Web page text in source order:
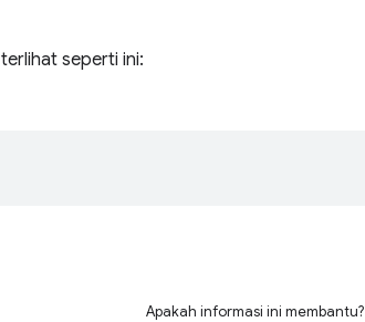
terlihat seperti ini:
Apakah informasi ini membantu?